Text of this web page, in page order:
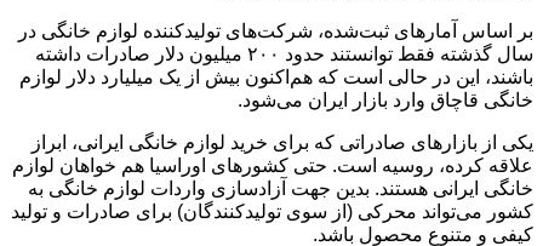
بر اساس آمارهای ثبت‌شده، شرکت‌های تولیدکننده لوازم خانگی در
سال گذشته فقط توانستند حدود ۲۰۰ میلیون دلار صادرات داشته
باشند، این در حالی است که هم‌اکنون بیش از یک میلیارد دلار لوازم
خانگی قاچاق وارد بازار ایران می‌شود.
یکی از بازارهای صادراتی که برای خرید لوازم خانگی ایرانی، ابراز
علاقه کرده، روسیه است. حتی کشورهای اوراسیا هم خواهان لوازم
خانگی ایرانی هستند. بدین جهت آزادسازی واردات لوازم خانگی به
کشور می‌تواند محرکی (از سوی تولیدکنندگان) برای صادرات و تولید
کیفی و متنوع محصول باشد.